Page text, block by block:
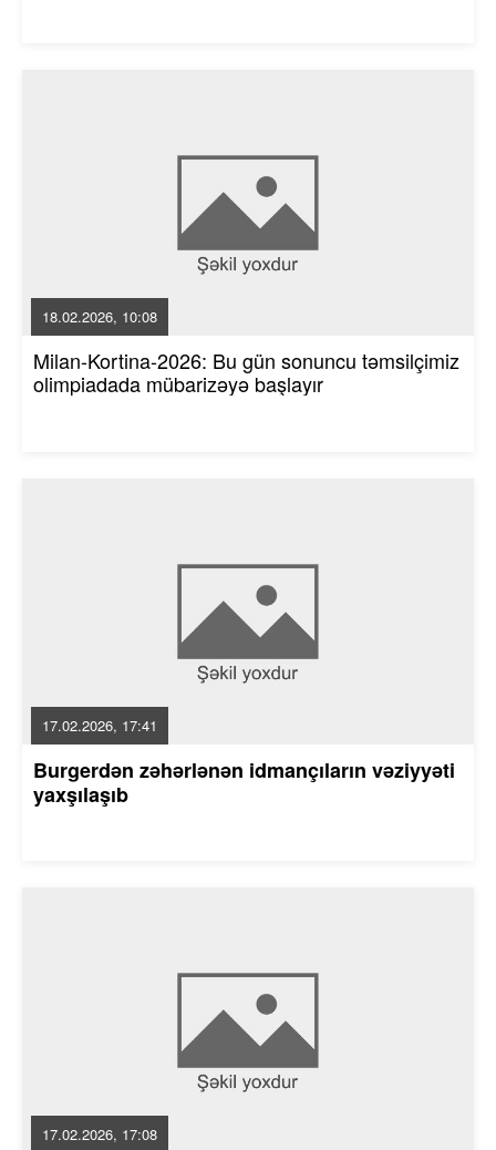
18.02.2026, 10:08
Milan-Kortina-2026: Bu gün sonuncu təmsilçimiz
olimpiadada mübarizəyə başlayır
17.02.2026, 17:41
Burgerdən zəhərlənən idmançıların vəziyyəti
yaxşılaşıb
17.02.2026, 17:08